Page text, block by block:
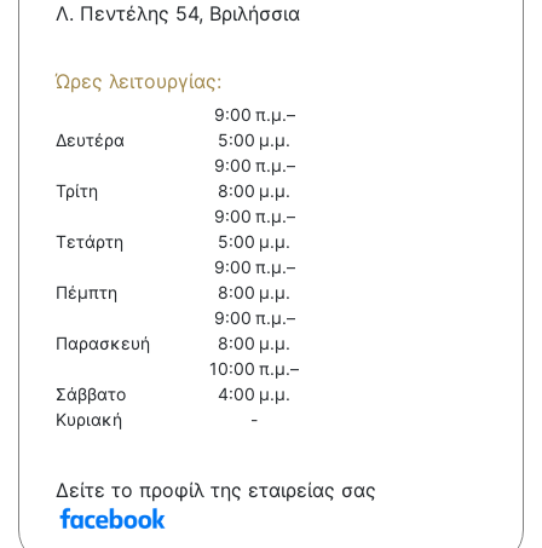
Λ. Πεντέλης 54, Βριλήσσια
Ώρες λειτουργίας:
Δευτέρα
9:00 π.μ.–
5:00 μ.μ.
Τρίτη
9:00 π.μ.–
8:00 μ.μ.
Τετάρτη
9:00 π.μ.–
5:00 μ.μ.
Πέμπτη
9:00 π.μ.–
8:00 μ.μ.
Παρασκευή
9:00 π.μ.–
8:00 μ.μ.
Σάββατο
10:00 π.μ.–
4:00 μ.μ.
Κυριακή
-
Δείτε το προφίλ της εταιρείας σας